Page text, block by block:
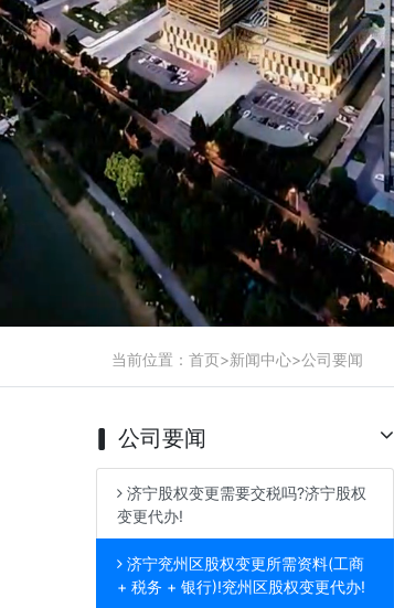
当前位置： 首页>新闻中心>公司要闻
公司要闻
济宁股权变更需要交税吗?济宁股权
变更代办!
济宁兖州区股权变更所需资料(工商
+ 税务 + 银行)!兖州区股权变更代办!